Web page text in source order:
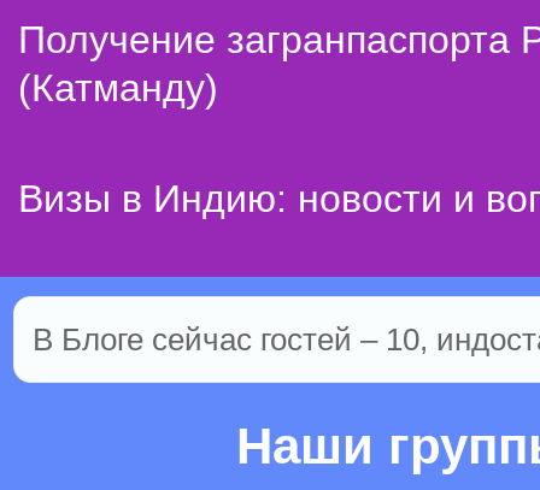
Получение
(Катманду)
Визы в Индию: новости и
В Блоге сейчас гостей – 10,
Наши